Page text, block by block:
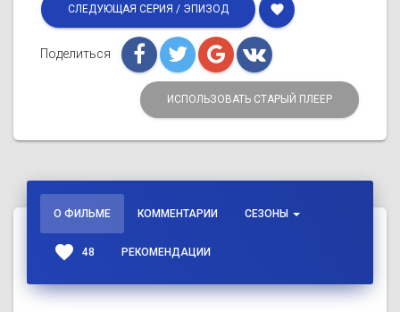
СЛЕДУЮЩАЯ СЕРИЯ / ЭПИЗОД favorite
Поделиться
ИСПОЛЬЗОВАТЬ СТАРЫЙ ПЛЕЕР
О ФИЛЬМЕ КОММЕНТАРИИ СЕЗОНЫ
favorite 48 РЕКОМЕНДАЦИИ